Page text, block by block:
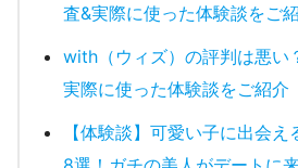
査&実際に使った体験談をご
with（ウィズ）の評判は悪い
実際に使った体験談をご紹介
【体験談】可愛い子に出会